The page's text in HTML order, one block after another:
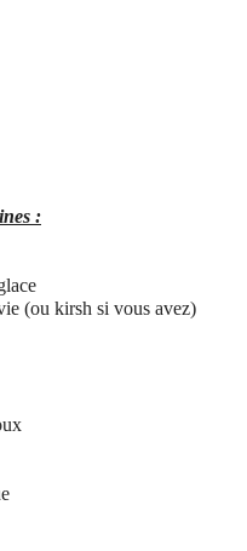
:
(ou kirsh si vous avez)